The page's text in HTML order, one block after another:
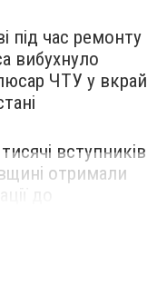
під час ремонту
вибухнуло
ЧТУ у вкрай
вступників
отримали